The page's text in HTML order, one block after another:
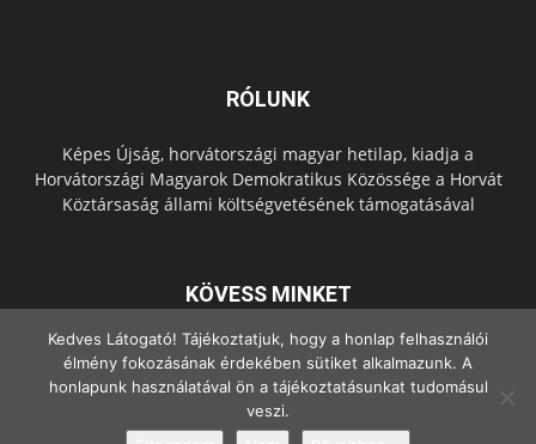
RÓLUNK
Képes Újság, horvátországi magyar hetilap, kiadja a
Horvátországi Magyarok Demokratikus Közössége a Horvát
Köztársaság állami költségvetésének támogatásával
KÖVESS MINKET
Kedves Látogató! Tájékoztatjuk, hogy a honlap felhasználói
élmény fokozásának érdekében sütiket alkalmazunk. A
honlapunk használatával ön a tájékoztatásunkat tudomásul
veszi.